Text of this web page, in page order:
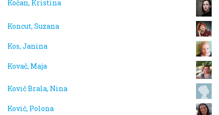
Kočan, Kristina
Koncut, Suzana
Kos, Janina
Kovač, Maja
Kovič Brala, Nina
Kovič, Polona